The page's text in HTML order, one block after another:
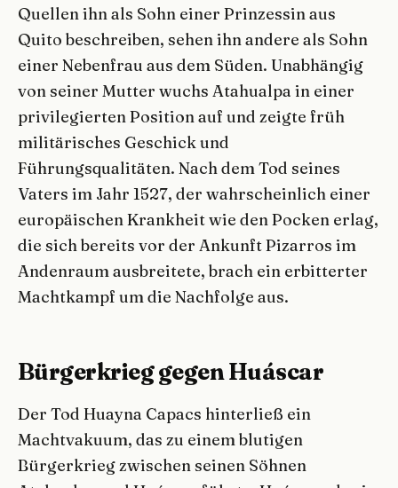
Quellen ihn als Sohn einer Prinzessin aus
Quito beschreiben, sehen ihn andere als Sohn
einer Nebenfrau aus dem Süden. Unabhängig
von seiner Mutter wuchs Atahualpa in einer
privilegierten Position auf und zeigte früh
militärisches Geschick und
Führungsqualitäten. Nach dem Tod seines
Vaters im Jahr 1527, der wahrscheinlich einer
europäischen Krankheit wie den Pocken erlag,
die sich bereits vor der Ankunft Pizarros im
Andenraum ausbreitete, brach ein erbitterter
Machtkampf um die Nachfolge aus.
Bürgerkrieg gegen Huáscar
Der Tod Huayna Capacs hinterließ ein
Machtvakuum, das zu einem blutigen
Bürgerkrieg zwischen seinen Söhnen